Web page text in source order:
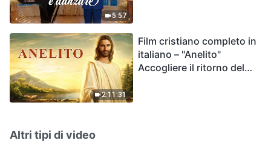
5:57
2:11:31
Film cristiano completo in
italiano – "Anelito"
Accogliere il ritorno del
Altri tipi di video